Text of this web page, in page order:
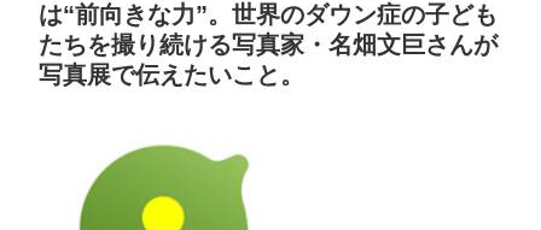
は“前向きな力”。世界のダウン症の子ども
たちを撮り続ける写真家・名畑文巨さんが
写真展で伝えたいこと。